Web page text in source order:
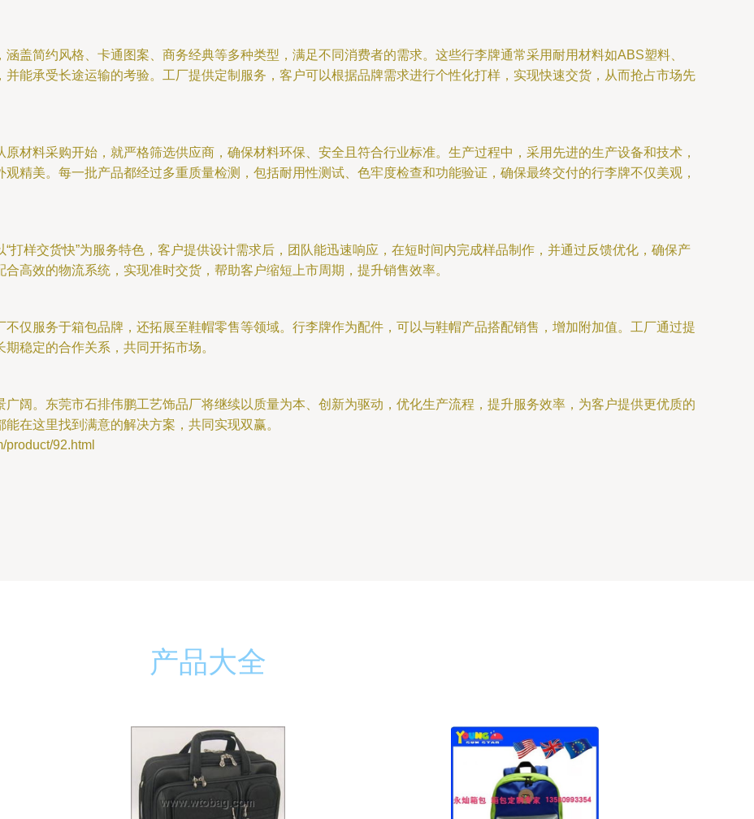
盖简约风格、卡通图案、商务经典等多种类型，满足不同消费者的需求。这些行李牌通常采用耐用材料如ABS塑料、
能承受长途运输的考验。工厂提供定制服务，客户可以根据品牌需求进行个性化打样，实现快速交货，从而抢占市场先
材料采购开始，就严格筛选供应商，确保材料环保、安全且符合行业标准。生产过程中，采用先进的生产设备和技术，
精美。每一批产品都经过多重质量检测，包括耐用性测试、色牢度检查和功能验证，确保最终交付的行李牌不仅美观，
打样交货快”为服务特色，客户提供设计需求后，团队能迅速响应，在短时间内完成样品制作，并通过反馈优化，确保产
高效的物流系统，实现准时交货，帮助客户缩短上市周期，提升销售效率。
仅服务于箱包品牌，还拓展至鞋帽零售等领域。行李牌作为配件，可以与鞋帽产品搭配销售，增加附加值。工厂通过提
稳定的合作关系，共同开拓市场。
阔。东莞市石排伟鹏工艺饰品厂将继续以质量为本、创新为驱动，优化生产流程，提升服务效率，为客户提供更优质的
在这里找到满意的解决方案，共同实现双赢。
92.html
产品大全